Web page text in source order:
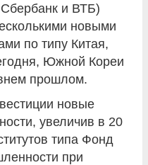
и ВТБ)
новыми
по типу Китая,
Южной Кореи
прошлом.
новые
увеличив в 20
типа Фонд
при